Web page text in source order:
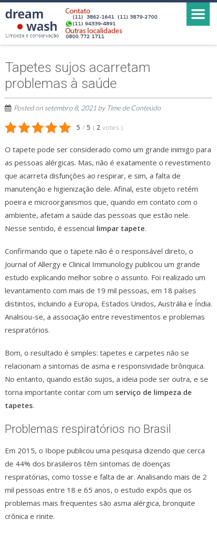
Tapetes sujos acarretam
problemas à saúde
Posted on setembro 8, 2021 by Time de Conteúdo
5 / 5 ( 2 votes )
O tapete pode ser considerado como um grande inimigo para
as pessoas alérgicas. Mas, não é exatamente o revestimento
que acarreta disfunções ao respirar, e sim, a falta de
manutenção e higienização dele. Afinal, este objeto retém
poeira e microorganismos que, quando em contato com o
ambiente, afetam a saúde das pessoas que estão nele.
Nesse sentido, é essencial limpar tapete.
Confirmando que o tapete não é o responsável direto, o
Journal of Allergy e Clinical Immunology publicou um grande
estudo explicando melhor sobre o assunto. Foi realizado um
levantamento com mais de 19 mil pessoas, em 18 países
distintos, incluindo a Europa, Estados Unidos, Austrália e Índia.
Analisou-se, a associação entre revestimentos e problemas
respiratórios.
Bom, o resultado é simples: tapetes e carpetes não se
relacionam a sintomas de asma e responsividade brônquica.
No entanto, quando estão sujos, a ideia pode ser outra, e se
torna importante contar com um serviço de limpeza de
tapetes.
Problemas respiratórios no Brasil
Em 2015, o Ibope publicou uma pesquisa dizendo que cerca
de 44% dos brasileiros têm sintomas de doenças
respiratórias, como tosse e falta de ar. Analisando mais de 2
mil pessoas entre 18 e 65 anos, o estudo expôs que os
problemas mais frequentes são asma alérgica, bronquite
crônica e rinite.